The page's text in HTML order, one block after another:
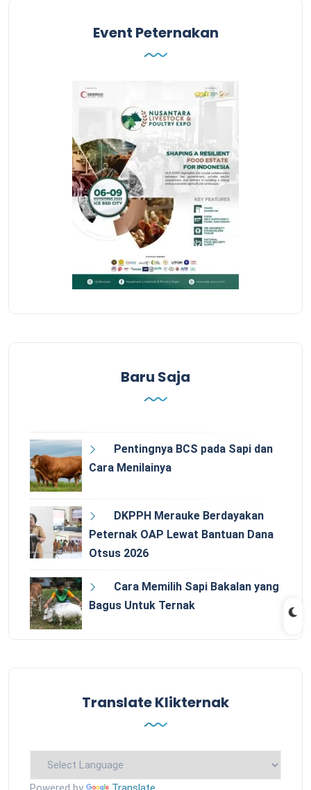
Event Peternakan
Baru Saja
Pentingnya BCS pada Sapi dan
Cara Menilainya
DKPPH Merauke Berdayakan
Peternak OAP Lewat Bantuan Dana
Otsus 2026
Cara Memilih Sapi Bakalan yang
Bagus Untuk Ternak
Translate Klikternak